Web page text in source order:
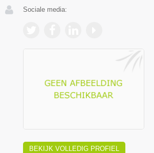
Sociale media:
BEKIJK VOLLEDIG PROFIEL